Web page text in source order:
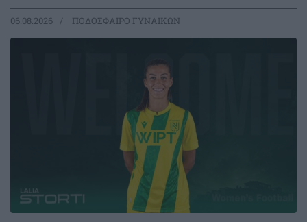
06.08.2026 ΠΟΔΟΣΦΑΙΡΟ ΓΥΝΑΙΚΩΝ